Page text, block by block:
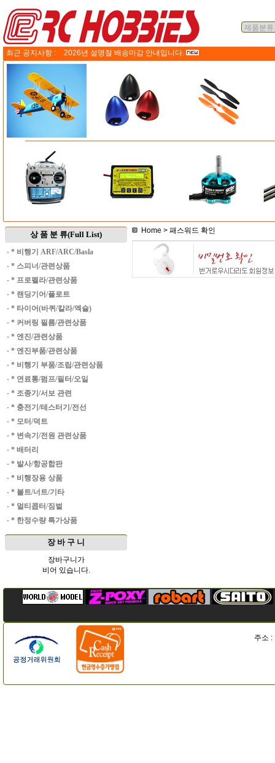
최근 공지사항 : 2026년 설명절 배송마감 안내입니다.
상 품 분 류(Full List)
· * 비행기 ARF/ARC/Basla
· * 스피너/관련상품
· * 프로펠라/관련상품
· * 랜딩기어/플로트
· * 타이어(바퀴/칼라/엑슬)
· * 커버링 필름/관련상품
· * 엔진/관련상품
· * 엔진부품/관련상품
· * 비행기 부품/조립/관련상품
· * 연료통/펌프/필터/오일
· * 조종기/서보 관련
· * 충전기/테스터기/전선
· * 모터/덕트
· * 변속기/전원 관련상품
· * 배터리
· * 발사/항공합판
· * 비행장용 상품
· * 볼트/너트/기타
· * 멀티콥터/짐벌
· * 한정수량 특가상품
장 바 구 니
장바구니가
비어 있습니다.
Home > 패스워드 확인
주소